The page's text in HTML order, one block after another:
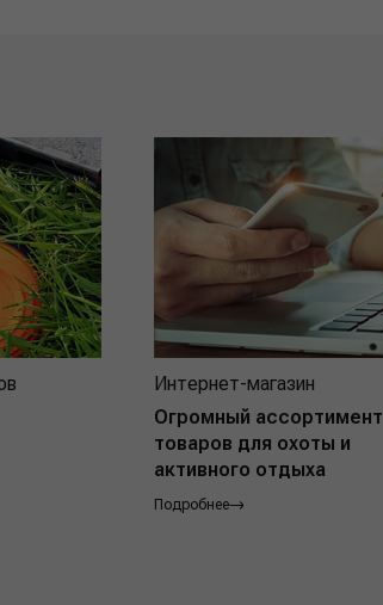
Интернет-магазин
Огромный ассортимент
товаров для охоты и
активного отдыха
Подробнее